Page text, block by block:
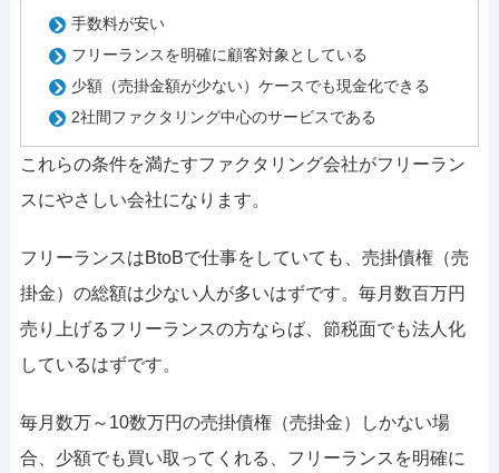
手数料が安い
フリーランスを明確に顧客対象としている
少額（売掛金額が少ない）ケースでも現金化できる
2社間ファクタリング中心のサービスである
これらの条件を満たすファクタリング会社がフリーラン
スにやさしい会社になります。
フリーランスはBtoBで仕事をしていても、売掛債権（売
掛金）の総額は少ない人が多いはずです。毎月数百万円
売り上げるフリーランスの方ならば、節税面でも法人化
しているはずです。
毎月数万～10数万円の売掛債権（売掛金）しかない場
合、少額でも買い取ってくれる、フリーランスを明確に